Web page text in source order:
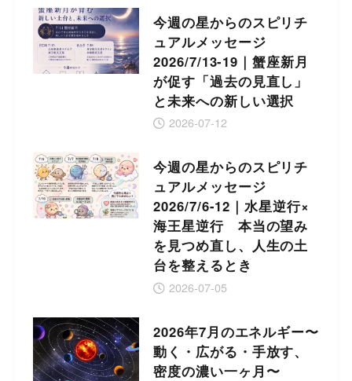
今週の星からのスピリチ
ュアルメッセージ
2026/7/13-19｜蟹座新月
が促す「過去の見直し」
と未来への新しい選択
2026-07-12
今週の星からのスピリチ
ュアルメッセージ
2026/7/6-12｜水星逆行×
海王星逆行 本当の望み
を見つめ直し、人生の土
台を整えるとき
2026-07-05
2026年7月のエネルギー〜
動く・広がる・手放す、
密度の濃い一ヶ月〜